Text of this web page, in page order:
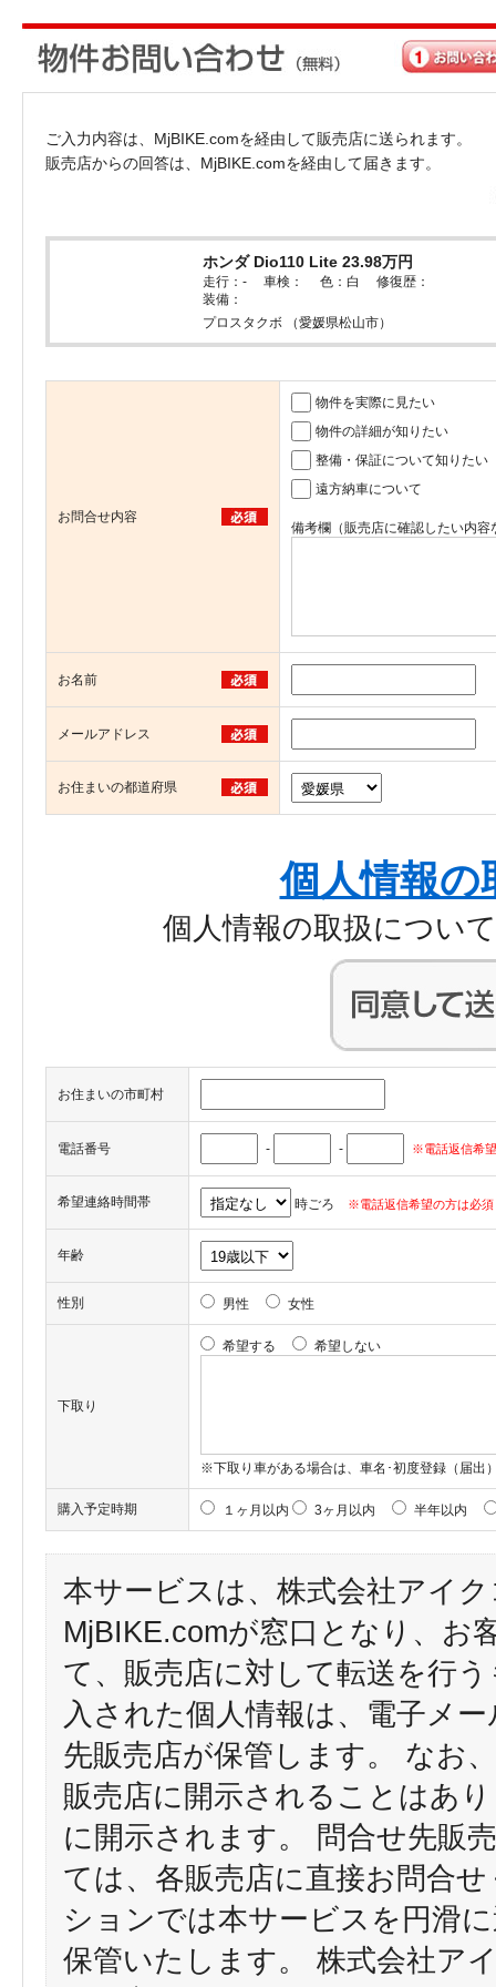
ご入力内容は、MjBIKE.comを経由して販売店に送られます。
販売店からの回答は、MjBIKE.comを経由して届きます。
ホンダ Dio110 Lite 23.98万円
走行：- 車検： 色：白 修復歴：
装備：
プロスタクボ （愛媛県松山市）
お問合せ内容
物件を実際に見たい
物件の詳細が知りたい
整備・保証について知りたい
遠方納車について
備考欄（販売店に確認したい内
お名前
メールアドレス
お住まいの都道府県
個人情報の
個人情報の取扱につい
お住まいの市町村
電話番号 - - ※電話返信希
希望連絡時間帯 時ごろ ※電話返信希望の方は必須
年齢
性別 男性 女性
下取り
希望する 希望しない
※下取り車がある場合は、車名･初度登録（届出
購入予定時期 １ヶ月以内 3ヶ月以内 半年以内
本サービスは、株式会社アイ
MjBIKE.comが窓口となり、お
て、販売店に対して転送を行
入された個人情報は、電子メ
先販売店が保管します。 なお
販売店に開示されることはあ
に開示されます。 問合せ先販
ては、各販売店に直接お問合
ションでは本サービスを円滑
保管いたします。 株式会社ア